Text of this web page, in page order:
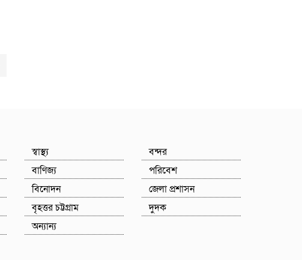
স্বাস্থ্য
বাণিজ্য
বিনোদন
বৃহত্তর চট্টগ্রাম
অন্যান্য
বন্দর
পরিবেশ
জেলা প্রশাসন
দুদক